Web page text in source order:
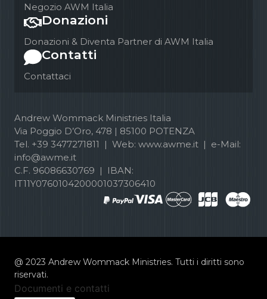
Negozio AWM Italia
Donazioni
Donazioni & Diventa Partner di AWM Italia
Contatti
Contattaci
Andrew Wommack Ministries Italia
Via Poggio D’Oro, 478 | 85100 POTENZA
Tel. +39 3477271811 | Web: www.awme.it | e-Mail:
info@awme.it
C.F. 96086630769 | IBAN:
IT11Y0760104200001037306410
@ 2023 Andrew Wommack Ministries. Tutti i diritti sono
riservati.
Documenti e contatti